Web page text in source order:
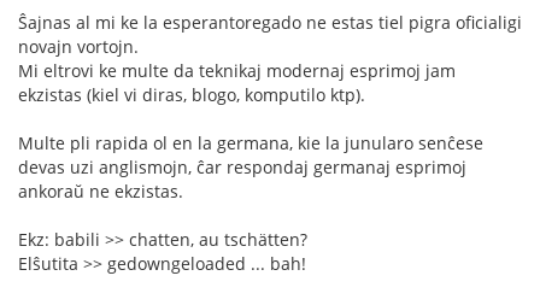
Ŝajnas al mi ke la esperantoregado ne estas tiel pigra oficialigi
novajn vortojn.
Mi eltrovi ke multe da teknikaj modernaj esprimoj jam
ekzistas (kiel vi diras, blogo, komputilo ktp).
Multe pli rapida ol en la germana, kie la junularo senĉese
devas uzi anglismojn, ĉar respondaj germanaj esprimoj
ankoraŭ ne ekzistas.
Ekz: babili >> chatten, au tschätten?
Elŝutita >> gedowngeloaded ... bah!